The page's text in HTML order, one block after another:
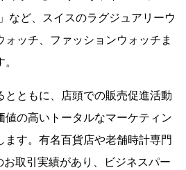
など、スイスのラグジュアリーウ
ォッチ、ファッションウォッチま
とともに、店頭での販売促進活動
値の高いトータルなマーケティン
ます。有名百貨店や老舗時計専門
取引実績があり、ビジネスパー